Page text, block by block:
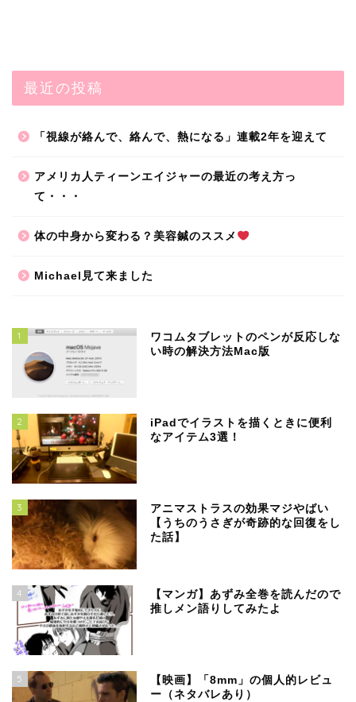
最近の投稿
「視線が絡んで、絡んで、熱になる」連載2年を迎えて
アメリカ人ティーンエイジャーの最近の考え方っ
て・・・
体の中身から変わる？美容鍼のススメ
Michael見て来ました
1
ワコムタブレットのペンが反応しな
い時の解決方法Mac版
2
iPadでイラストを描くときに便利
なアイテム3選！
3
アニマストラスの効果マジやばい
【うちのうさぎが奇跡的な回復をし
た話】
4
【マンガ】あずみ全巻を読んだので
推しメン語りしてみたよ
5
【映画】「8mm」の個人的レビュ
ー（ネタバレあり）